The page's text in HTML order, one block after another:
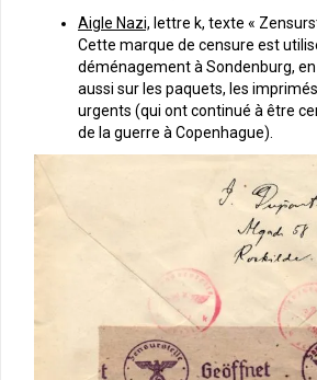
Aigle Nazi, lettre k, texte «
Cette marque de censure est
déménagement à Sondenburg,
aussi sur les paquets, les
urgents (qui ont continué à être
de la guerre à Copenhague).